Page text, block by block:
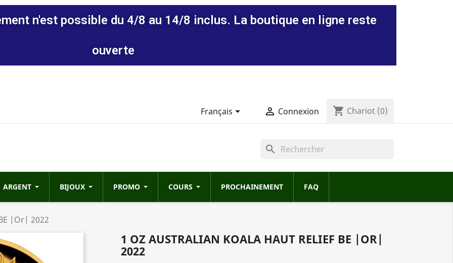
n'est possible du 4/8 au 14/8 inclus. La boutique en ligne reste
ouverte
Français  Connexion shopping_cart Chariot (0)
search
ARGENT BIJOUX PROMO COURS PROCHAINEMENT FAQ
|Or| 2022
1 OZ AUSTRALIAN KOALA HAUT RELIEF BE |OR|
2022